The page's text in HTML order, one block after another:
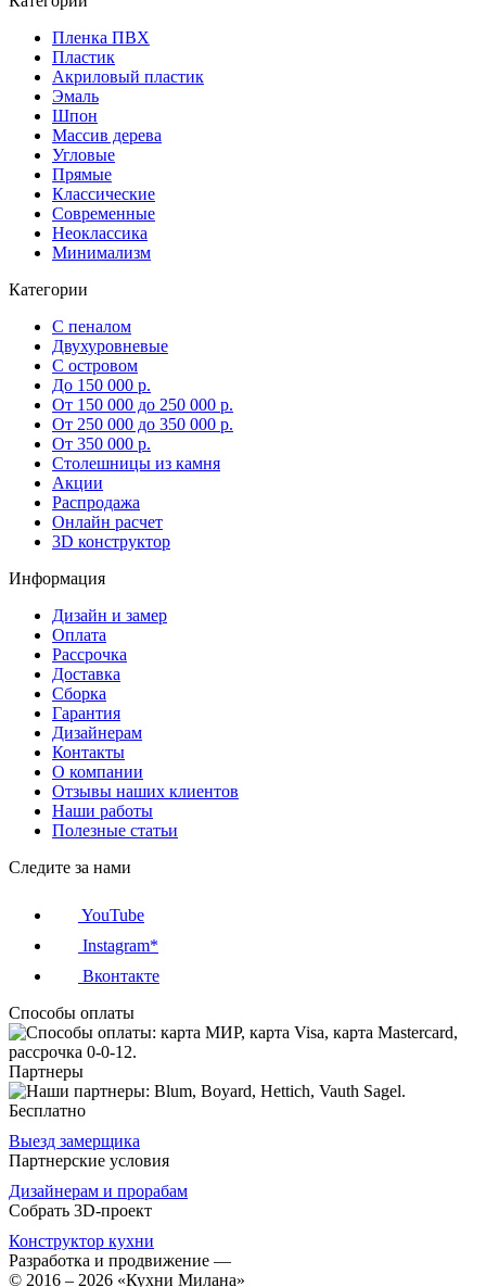
Пленка ПВХ
Пластик
Акриловый пластик
Эмаль
Шпон
Массив дерева
Угловые
Прямые
Классические
Современные
Неоклассика
Минимализм
Категории
С пеналом
Двухуровневые
С островом
До 150 000 р.
От 150 000 до 250 000 р.
От 250 000 до 350 000 р.
От 350 000 р.
Столешницы из камня
Акции
Распродажа
Онлайн расчет
3D конструктор
Информация
Дизайн и замер
Оплата
Рассрочка
Доставка
Сборка
Гарантия
Дизайнерам
Контакты
О компании
Отзывы наших клиентов
Наши работы
Полезные статьи
Следите за нами
YouTube
Instagram*
Вконтакте
Способы оплаты
Партнеры
Бесплатно
Выезд замерщика
Партнерские условия
Дизайнерам и прорабам
Собрать 3D-проект
Конструктор кухни
Разработка и продвижение —
© 2016 – 2026 «Кухни Милана»